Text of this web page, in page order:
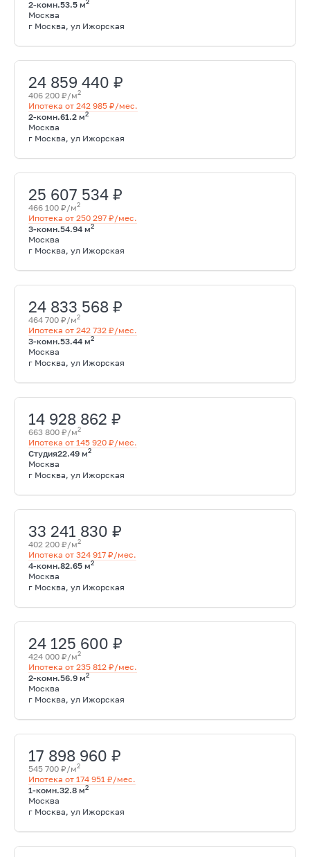
2-комн.53.5 м2
Москва
г Москва, ул Ижорская
24 859 440 ₽
406 200 ₽/м2
Ипотека от 242 985 ₽/мес.
2-комн.61.2 м2
Москва
г Москва, ул Ижорская
25 607 534 ₽
466 100 ₽/м2
Ипотека от 250 297 ₽/мес.
3-комн.54.94 м2
Москва
г Москва, ул Ижорская
24 833 568 ₽
464 700 ₽/м2
Ипотека от 242 732 ₽/мес.
3-комн.53.44 м2
Москва
г Москва, ул Ижорская
14 928 862 ₽
663 800 ₽/м2
Ипотека от 145 920 ₽/мес.
Студия22.49 м2
Москва
г Москва, ул Ижорская
33 241 830 ₽
402 200 ₽/м2
Ипотека от 324 917 ₽/мес.
4-комн.82.65 м2
Москва
г Москва, ул Ижорская
24 125 600 ₽
424 000 ₽/м2
Ипотека от 235 812 ₽/мес.
2-комн.56.9 м2
Москва
г Москва, ул Ижорская
17 898 960 ₽
545 700 ₽/м2
Ипотека от 174 951 ₽/мес.
1-комн.32.8 м2
Москва
г Москва, ул Ижорская